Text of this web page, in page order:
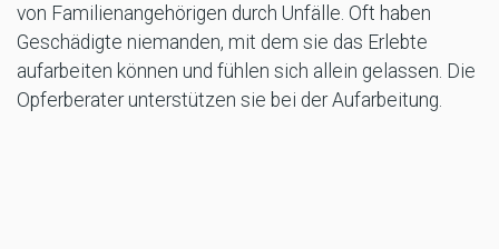
von Familienangehörigen durch Unfälle. Oft haben
Geschädigte niemanden, mit dem sie das Erlebte
aufarbeiten können und fühlen sich allein gelassen. Die
Opferberater unterstützen sie bei der Aufarbeitung.